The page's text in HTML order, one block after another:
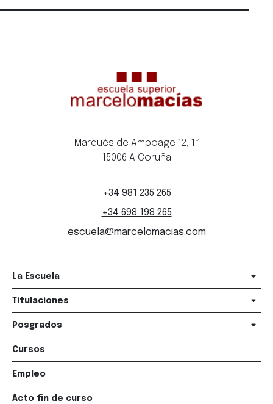
Marqués de Amboage 12, 1º
15006 A Coruña
+34 981 235 265
+34 698 198 265
escuela@marcelomacias.com
La Escuela
Titulaciones
Posgrados
Cursos
Empleo
Acto fin de curso